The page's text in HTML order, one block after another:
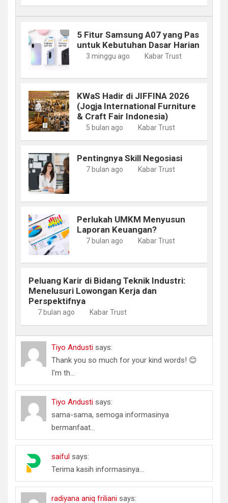
5 Fitur Samsung A07 yang Pas
untuk Kebutuhan Dasar Harian
3 minggu ago Kabar Trust
KWaS Hadir di JIFFINA 2026
(Jogja International Furniture
& Craft Fair Indonesia)
5 bulan ago Kabar Trust
Pentingnya Skill Negosiasi
7 bulan ago Kabar Trust
Perlukah UMKM Menyusun
Laporan Keuangan?
7 bulan ago Kabar Trust
Peluang Karir di Bidang Teknik Industri:
Menelusuri Lowongan Kerja dan
Perspektifnya
7 bulan ago Kabar Trust
Tiyo Andusti says:
Thank you so much for your kind words! 😊
I'm th...
Tiyo Andusti says:
sama-sama, semoga informasinya
bermanfaat...
saiful says:
Terima kasih informasinya...
radiyana aniq friliani says: